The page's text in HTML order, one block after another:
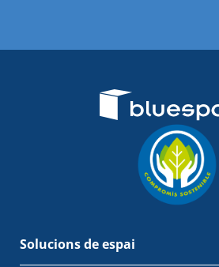
Solucions de espai